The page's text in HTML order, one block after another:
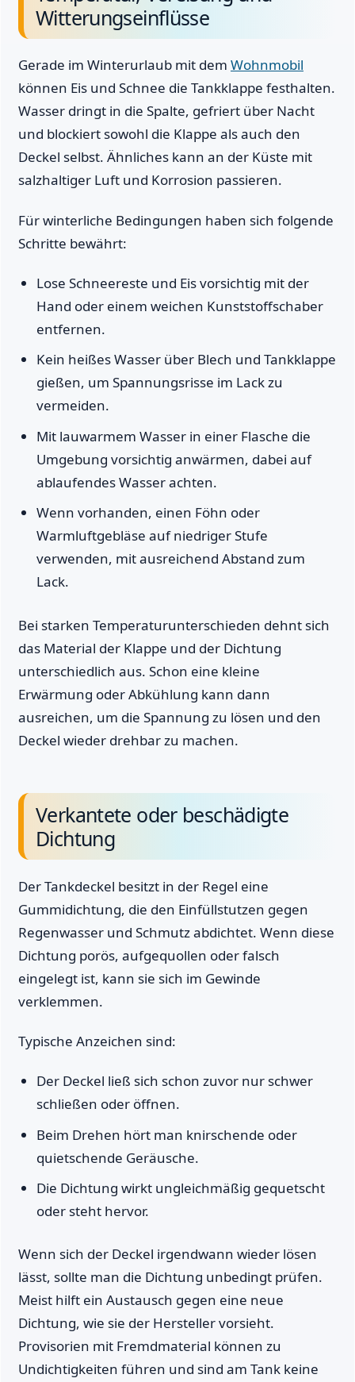
Witterungseinflüsse
Gerade im Winterurlaub mit dem Wohnmobil
können Eis und Schnee die Tankklappe festhalten.
Wasser dringt in die Spalte, gefriert über Nacht
und blockiert sowohl die Klappe als auch den
Deckel selbst. Ähnliches kann an der Küste mit
salzhaltiger Luft und Korrosion passieren.
Für winterliche Bedingungen haben sich folgende
Schritte bewährt:
Lose Schneereste und Eis vorsichtig mit der
Hand oder einem weichen Kunststoffschaber
entfernen.
Kein heißes Wasser über Blech und Tankklappe
gießen, um Spannungsrisse im Lack zu
vermeiden.
Mit lauwarmem Wasser in einer Flasche die
Umgebung vorsichtig anwärmen, dabei auf
ablaufendes Wasser achten.
Wenn vorhanden, einen Föhn oder
Warmluftgebläse auf niedriger Stufe
verwenden, mit ausreichend Abstand zum
Lack.
Bei starken Temperaturunterschieden dehnt sich
das Material der Klappe und der Dichtung
unterschiedlich aus. Schon eine kleine
Erwärmung oder Abkühlung kann dann
ausreichen, um die Spannung zu lösen und den
Deckel wieder drehbar zu machen.
Verkantete oder beschädigte
Dichtung
Der Tankdeckel besitzt in der Regel eine
Gummidichtung, die den Einfüllstutzen gegen
Regenwasser und Schmutz abdichtet. Wenn diese
Dichtung porös, aufgequollen oder falsch
eingelegt ist, kann sie sich im Gewinde
verklemmen.
Typische Anzeichen sind:
Der Deckel ließ sich schon zuvor nur schwer
schließen oder öffnen.
Beim Drehen hört man knirschende oder
quietschende Geräusche.
Die Dichtung wirkt ungleichmäßig gequetscht
oder steht hervor.
Wenn sich der Deckel irgendwann wieder lösen
lässt, sollte man die Dichtung unbedingt prüfen.
Meist hilft ein Austausch gegen eine neue
Dichtung, wie sie der Hersteller vorsieht.
Provisorien mit Fremdmaterial können zu
Undichtigkeiten führen und sind am Tank keine